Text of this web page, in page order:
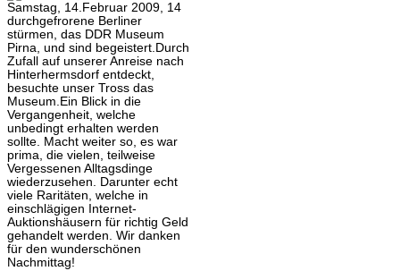
Samstag, 14.Februar 2009, 14
durchgefrorene Berliner
stürmen, das DDR Museum
Pirna, und sind begeistert.Durch
Zufall auf unserer Anreise nach
Hinterhermsdorf entdeckt,
besuchte unser Tross das
Museum.Ein Blick in die
Vergangenheit, welche
unbedingt erhalten werden
sollte. Macht weiter so, es war
prima, die vielen, teilweise
Vergessenen Alltagsdinge
wiederzusehen. Darunter echt
viele Raritäten, welche in
einschlägigen Internet-
Auktionshäusern für richtig Geld
gehandelt werden. Wir danken
für den wunderschönen
Nachmittag!